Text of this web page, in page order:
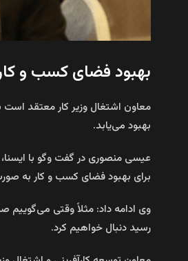
بهبود فضای کسب و
معاون اشتغال وزیر کار معتقد
بهبود می‌یابد.
عیسی منصوری در گفت وگو با
برای بهبود فضای کسب و کار به
وی ادامه داد: مثلاً وقتی
رسید دنبال خواهیم کرد.